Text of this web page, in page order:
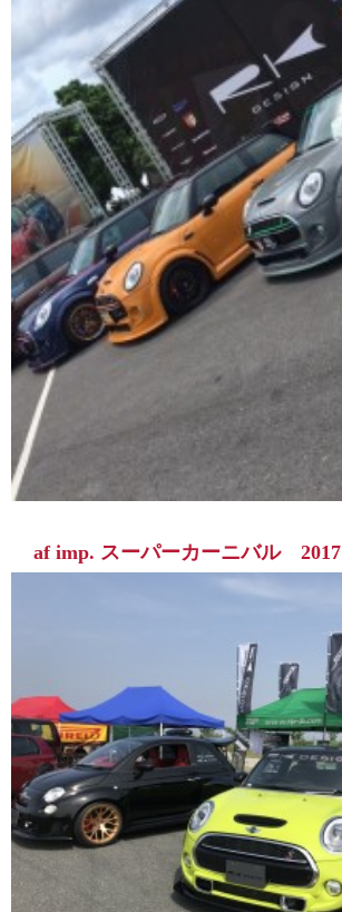
af imp. スーパーカーニバル 2017